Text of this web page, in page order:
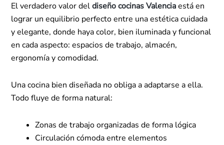
El verdadero valor deldiseño cocinas Valenciaestá en
lograr un equilibrio perfecto entre una estética cuidada
y elegante, donde haya color, bien iluminada y funcional
en cada aspecto: espacios de trabajo, almacén,
ergonomía y comodidad.
Una cocina bien diseñada no obliga a adaptarse a ella.
Todo fluye de forma natural:
Zonas de trabajo organizadas de forma lógica
Circulación cómoda entre elementos